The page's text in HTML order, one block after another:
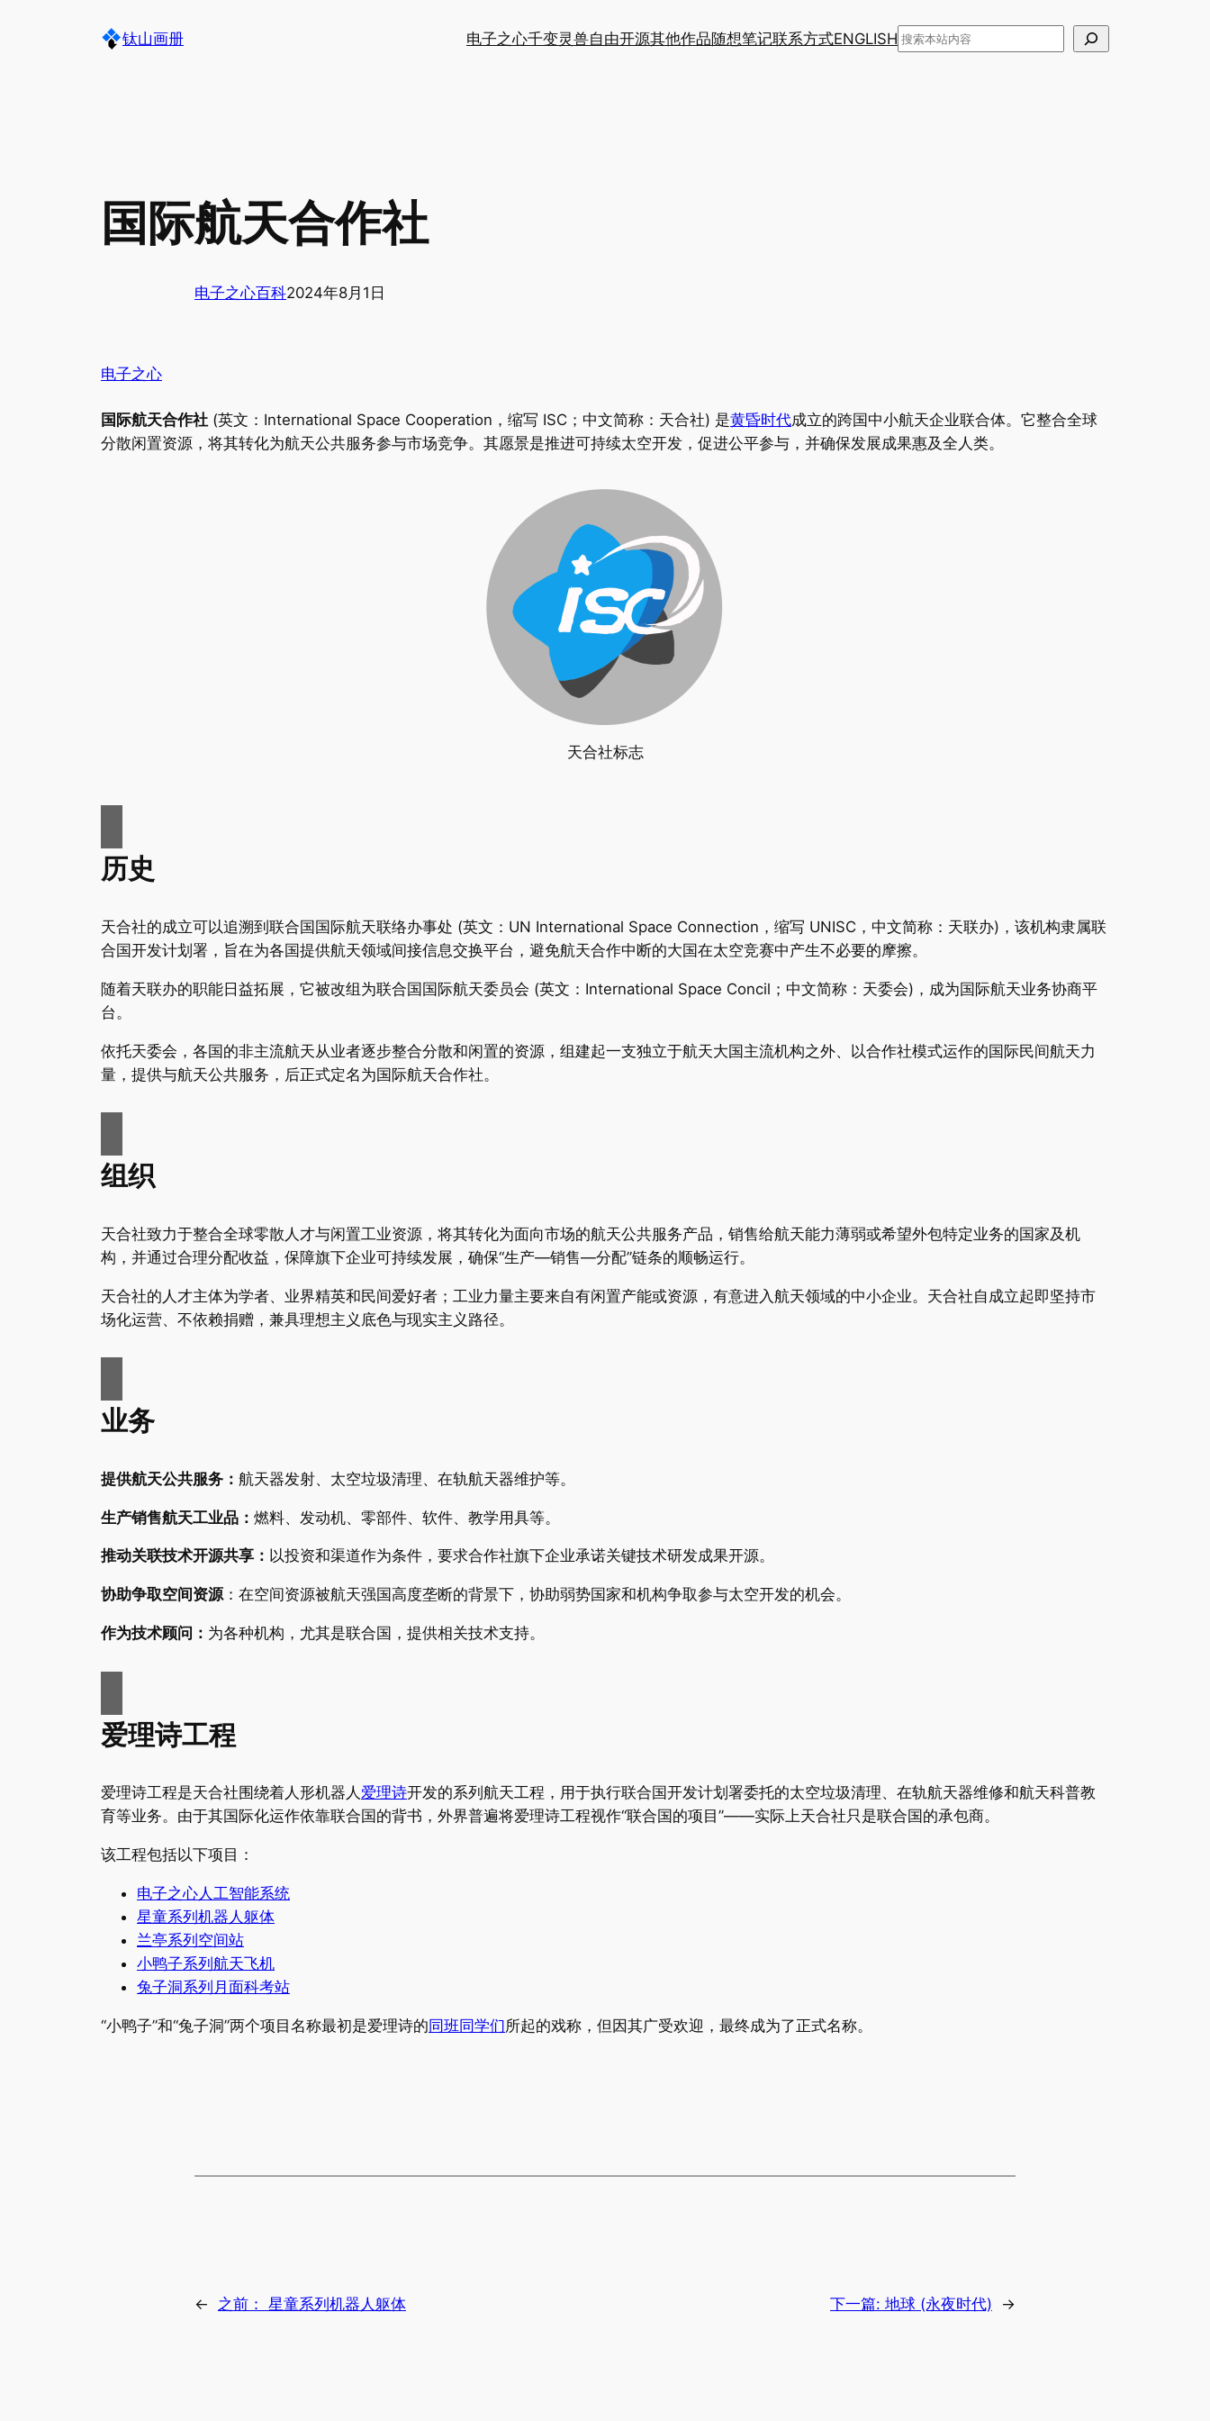
钛山画册 电子之心千变灵兽自由开源其他作品随想笔记联系方式ENGLISH 搜
国际航天合作社
电子之心百科2024年8月1日
电子之心
国际航天合作社 (英文：International Space Cooperation，缩写 ISC；中文简称：天合社) 是黄昏时代成立的跨国中小航天企业联合体。它整合全球
分散闲置资源，将其转化为航天公共服务参与市场竞争。其愿景是推进可持续太空开发，促进公平参与，并确保发展成果惠及全人类。
天合社标志
历史
天合社的成立可以追溯到联合国国际航天联络办事处 (英文：UN International Space Connection，缩写 UNISC，中文简称：天联办)，该机构隶属联
合国开发计划署，旨在为各国提供航天领域间接信息交换平台，避免航天合作中断的大国在太空竞赛中产生不必要的摩擦。
随着天联办的职能日益拓展，它被改组为联合国国际航天委员会 (英文：International Space Concil；中文简称：天委会)，成为国际航天业务协商平
台。
依托天委会，各国的非主流航天从业者逐步整合分散和闲置的资源，组建起一支独立于航天大国主流机构之外、以合作社模式运作的国际民间航天力
量，提供与航天公共服务，后正式定名为国际航天合作社。
组织
天合社致力于整合全球零散人才与闲置工业资源，将其转化为面向市场的航天公共服务产品，销售给航天能力薄弱或希望外包特定业务的国家及机
构，并通过合理分配收益，保障旗下企业可持续发展，确保“生产—销售—分配”链条的顺畅运行。
天合社的人才主体为学者、业界精英和民间爱好者；工业力量主要来自有闲置产能或资源，有意进入航天领域的中小企业。天合社自成立起即坚持市
场化运营、不依赖捐赠，兼具理想主义底色与现实主义路径。
业务
提供航天公共服务： 航天器发射、太空垃圾清理、在轨航天器维护等。
生产销售航天工业品： 燃料、发动机、零部件、软件、教学用具等。
推动关联技术开源共享： 以投资和渠道作为条件，要求合作社旗下企业承诺关键技术研发成果开源。
协助争取空间资源：在空间资源被航天强国高度垄断的背景下，协助弱势国家和机构争取参与太空开发的机会。
作为技术顾问： 为各种机构，尤其是联合国，提供相关技术支持。
爱理诗工程
爱理诗工程是天合社围绕着人形机器人爱理诗开发的系列航天工程，用于执行联合国开发计划署委托的太空垃圾清理、在轨航天器维修和航天科普教
育等业务。由于其国际化运作依靠联合国的背书，外界普遍将爱理诗工程视作“联合国的项目”——实际上天合社只是联合国的承包商。
该工程包括以下项目：
电子之心人工智能系统
星童系列机器人躯体
兰亭系列空间站
小鸭子系列航天飞机
兔子洞系列月面科考站
“小鸭子”和“兔子洞”两个项目名称最初是爱理诗的同班同学们所起的戏称，但因其广受欢迎，最终成为了正式名称。
← 之前： 星童系列机器人躯体 下一篇: 地球 (永夜时代) →